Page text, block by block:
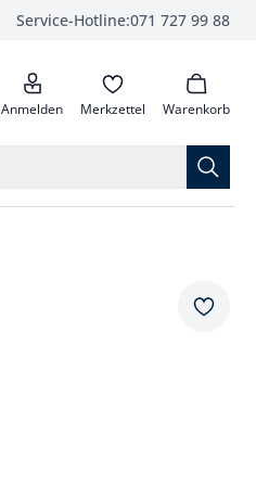
Service-Hotline:071 727 99 88
anrufen
Anmelden Merkzettel Warenkorb